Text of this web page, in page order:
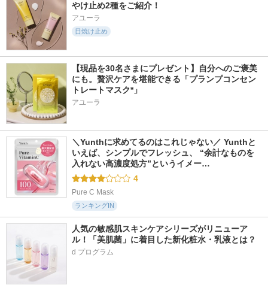
やけ止め2種をご紹介！
アユーラ
日焼け止め
【現品を30名さまにプレゼント】自分へのご褒美
にも。贅沢ケアを堪能できる「プランプコンセン
トレートマスク*」
アユーラ
＼Yunthに求めてるのはこれじゃない／ Yunthと
いえば、シンプルでフレッシュ、 “余計なものを
入れない高濃度処方”というイメー…
4
Pure C Mask
ランキングIN
人気の敏感肌スキンケアシリーズがリニューア
ル！「美肌菌」に着目した新化粧水・乳液とは？
d プログラム